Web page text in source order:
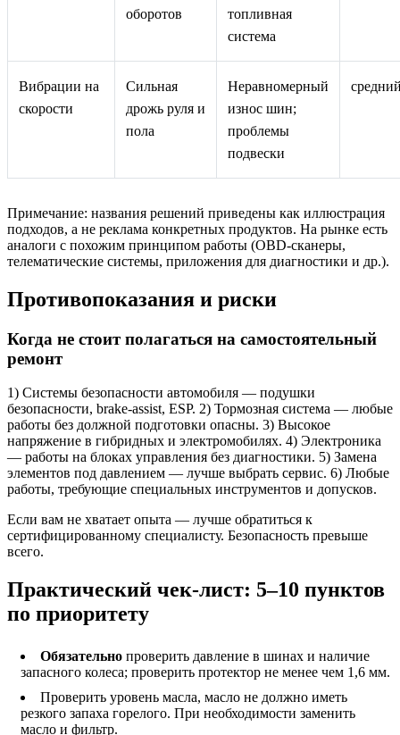
оборотов
топливная
система
Вибрации на
скорости
Сильная
дрожь руля и
пола
Неравномерный
износ шин;
проблемы
подвески
Примечание: названия решений приведены как иллюстрация
подходов, а не реклама конкретных продуктов. На рынке есть
аналоги с похожим принципом работы (OBD‑сканеры,
телематические системы, приложения для диагностики и др.).
Противопоказания и риски
Когда не стоит полагаться на самостоятельный
ремонт
1) Системы безопасности автомобиля — подушки
безопасности, brake‑assist, ESP. 2) Тормозная система — любые
работы без должной подготовки опасны. 3) Высокое
напряжение в гибридных и электромобилях. 4) Электроника
— работы на блоках управления без диагностики. 5) Замена
элементов под давлением — лучше выбрать сервис. 6) Любые
работы, требующие специальных инструментов и допусков.
Если вам не хватает опыта — лучше обратиться к
сертифицированному специалисту. Безопасность превыше
всего.
Практический чек‑лист: 5–10 пунктов
по приоритету
Обязательно проверить давление в шинах и наличие
запасного колеса; проверить протектор не менее чем 1,6 мм.
Проверить уровень масла, масло не должно иметь
резкого запаха горелого. При необходимости заменить
масло и фильтр.